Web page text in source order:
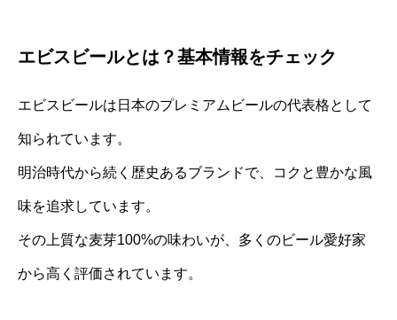
エビスビールとは？基本情報をチェック
エビスビールは日本のプレミアムビールの代表格として
知られています。
明治時代から続く歴史あるブランドで、コクと豊かな風
味を追求しています。
その上質な麦芽100%の味わいが、多くのビール愛好家
から高く評価されています。